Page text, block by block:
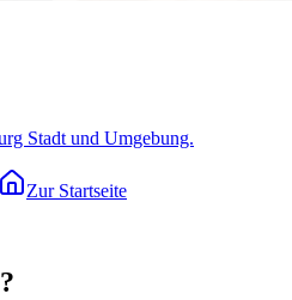
Stadt und Umgebung.
Zur Startseite